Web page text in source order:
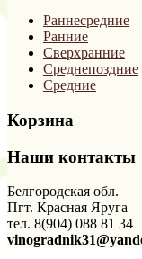
Раннесредние
Ранние
Сверхранние
Среднепоздние
Средние
Корзина
Наши контакты
Белгородская обл.
Пгт. Красная Яруга
тел. 8(904) 088 81 34